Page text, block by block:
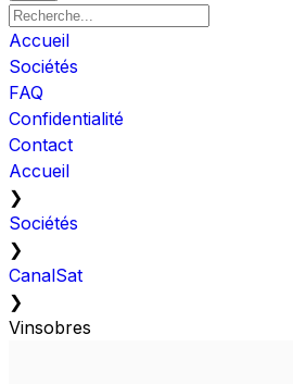
Accueil
Sociétés
FAQ
Confidentialité
Contact
Accueil
❯
Sociétés
❯
CanalSat
❯
Vinsobres